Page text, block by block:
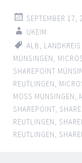
SEPTEMBER 17,
UKEIM
ALB
MÜNSINGEN
SHAREPOINT
REUTLINGEN
MOSS MÜNSINGEN
SHAREPOINT
REUTLINGEN
REUTLINGEN